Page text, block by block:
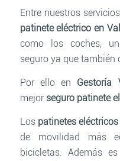
Entre nuestros
patinete eléctrico en
como los coches,
seguro ya que también
Por ello en Gestoría
mejor seguro patinete
Los patinetes eléctricos
de movilidad más
bicicletas. Además